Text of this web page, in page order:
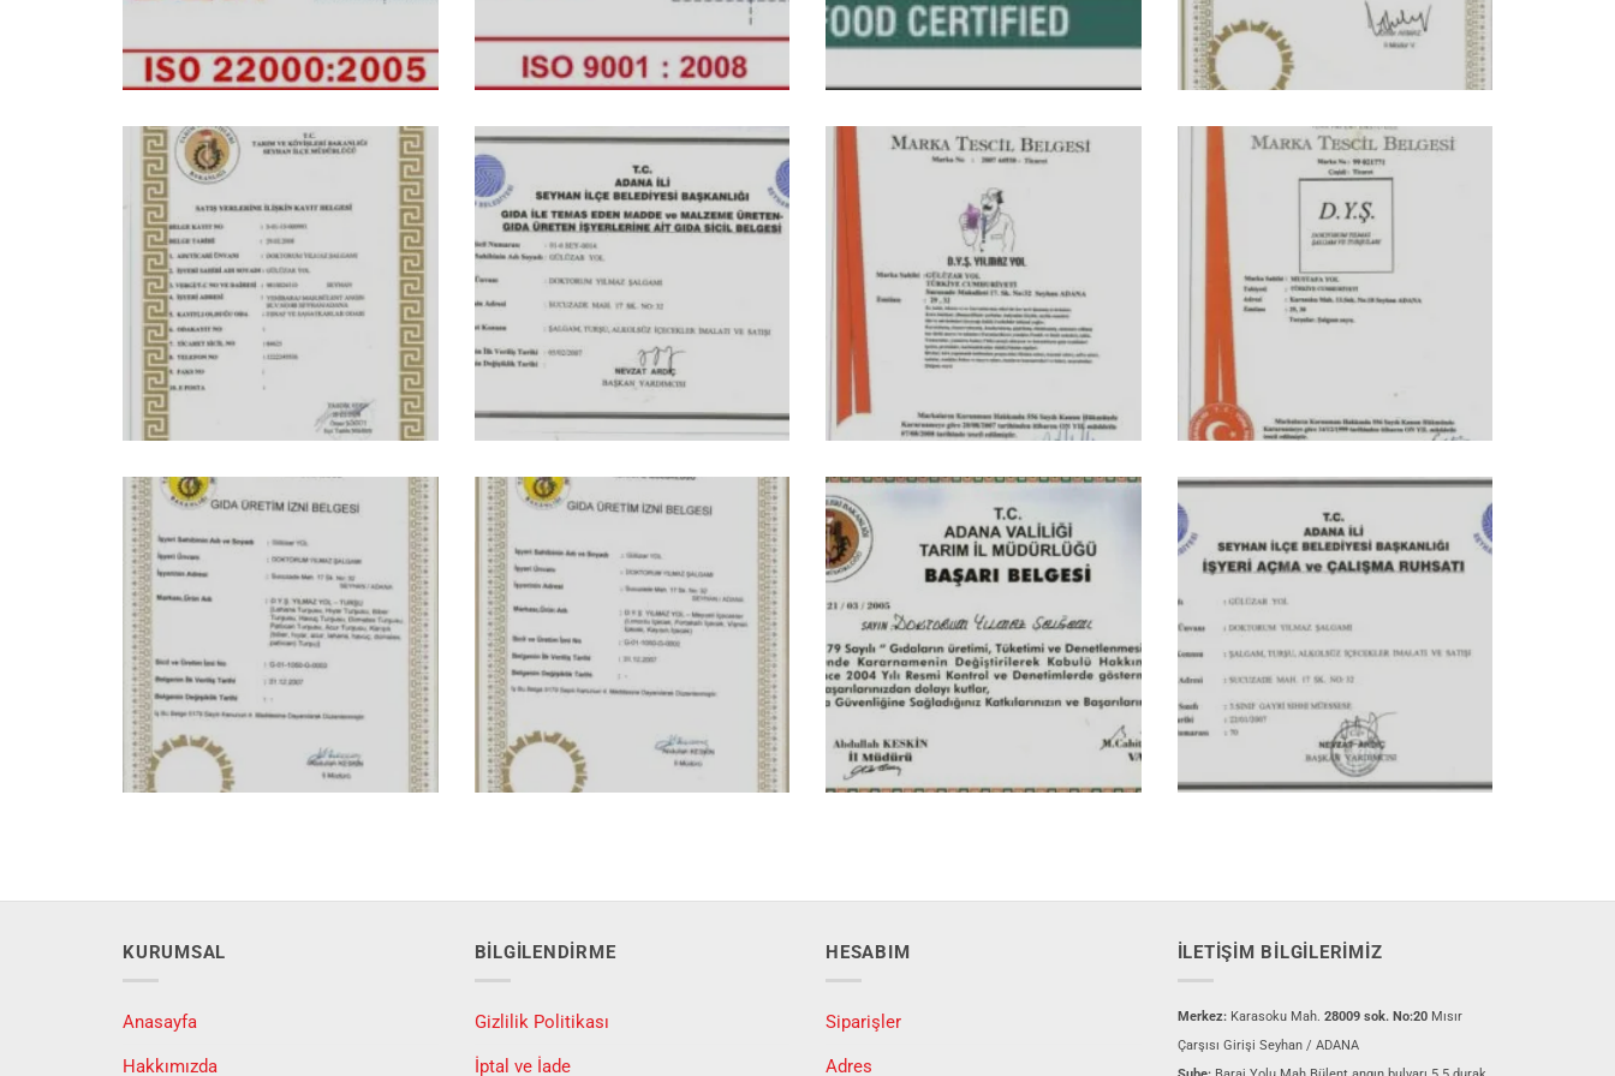
KURUMSAL
Anasayfa
Hakkımızda
BILGILENDIRME
Gizlilik Politikası
İptal ve İade
HESABIM
Siparişler
Adres
İLETIŞIM BILGILERIMIZ
Merkez: Karasoku Mah. 28009 sok. No:20Mısır
Çarşısı Girişi Seyhan / ADANA